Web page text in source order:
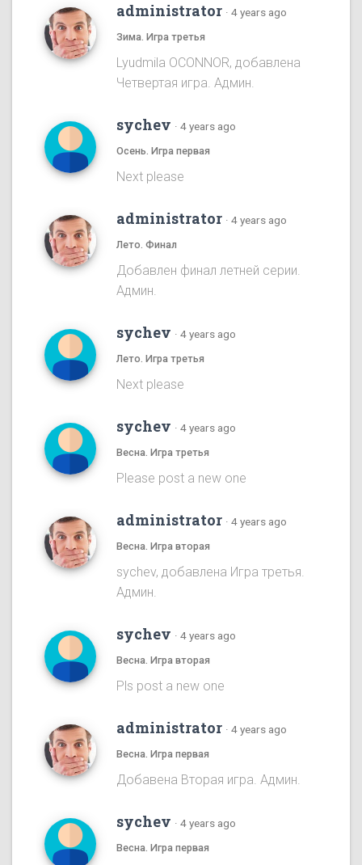
administrator · 4 years ago
Зима. Игра третья
Lyudmila OCONNOR, добавлена
Четвертая игра. Админ.
sychev · 4 years ago
Осень. Игра первая
Next please
administrator · 4 years ago
Лето. Финал
Добавлен финал летней серии.
Админ.
sychev · 4 years ago
Лето. Игра третья
Next please
sychev · 4 years ago
Весна. Игра третья
Please post a new one
administrator · 4 years ago
Весна. Игра вторая
sychev, добавлена Игра третья.
Админ.
sychev · 4 years ago
Весна. Игра вторая
Pls post a new one
administrator · 4 years ago
Весна. Игра первая
Добавена Вторая игра. Админ.
sychev · 4 years ago
Весна. Игра первая